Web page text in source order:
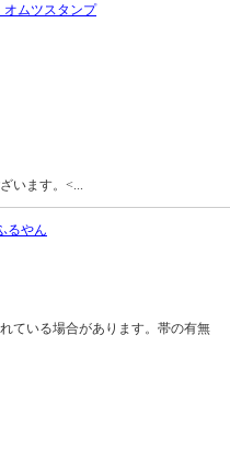
ムツスタンプ
います。<...
るやん
ている場合があります。帯の有無